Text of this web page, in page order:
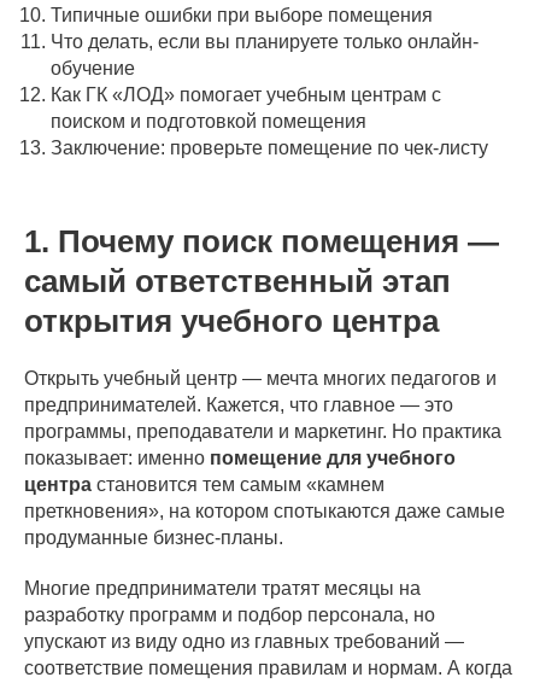
Типичные ошибки при выборе помещения
Что делать, если вы планируете только онлайн-
обучение
Как ГК «ЛОД» помогает учебным центрам с
поиском и подготовкой помещения
Заключение: проверьте помещение по чек-листу
1. Почему поиск помещения —
самый ответственный этап
открытия учебного центра
Открыть учебный центр — мечта многих педагогов и
предпринимателей. Кажется, что главное — это
программы, преподаватели и маркетинг. Но практика
показывает: именно помещение для учебного
центра становится тем самым «камнем
преткновения», на котором спотыкаются даже самые
продуманные бизнес-планы.
Многие предприниматели тратят месяцы на
разработку программ и подбор персонала, но
упускают из виду одно из главных требований —
соответствие помещения правилам и нормам. А когда